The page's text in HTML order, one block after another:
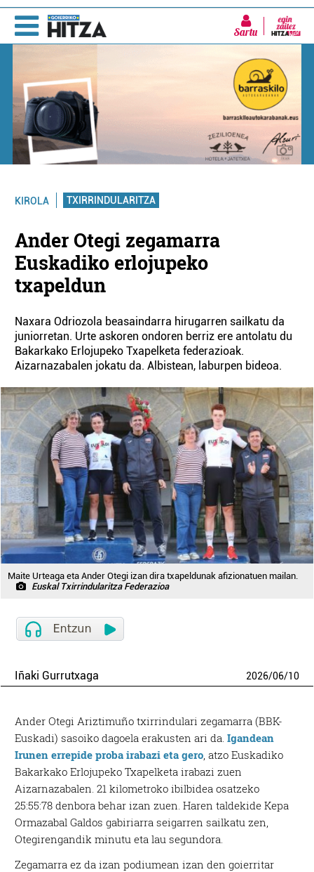
Sartu
KIROLA TXIRRINDULARITZA
Ander Otegi zegamarra
Euskadiko erlojupeko
txapeldun
Naxara Odriozola beasaindarra hirugarren sailkatu da
juniorretan. Urte askoren ondoren berriz ere antolatu du
Bakarkako Erlojupeko Txapelketa federazioak.
Aizarnazabalen jokatu da. Albistean, laburpen bideoa.
Maite Urteaga eta Ander Otegi izan dira txapeldunak afizionatuen mailan.
Euskal Txirrindularitza Federazioa
Iñaki Gurrutxaga 2026/06/10
Ander Otegi Ariztimuño txirrindulari zegamarra (BBK-
Euskadi) sasoiko dagoela erakusten ari da.Igandean
Irunen errepide proba irabazi eta gero , atzo Euskadiko
Bakarkako Erlojupeko Txapelketa irabazi zuen
Aizarnazabalen. 21 kilometroko ibilbidea osatzeko
25:55:78 denbora behar izan zuen. Haren taldekide Kepa
Ormazabal Galdos gabiriarra seigarren sailkatu zen,
Otegirengandik minutu eta lau segundora.
Zegamarra ez da izan podiumean izan den goierritar